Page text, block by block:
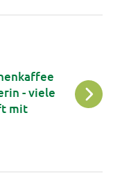
- viele
mit
Aug